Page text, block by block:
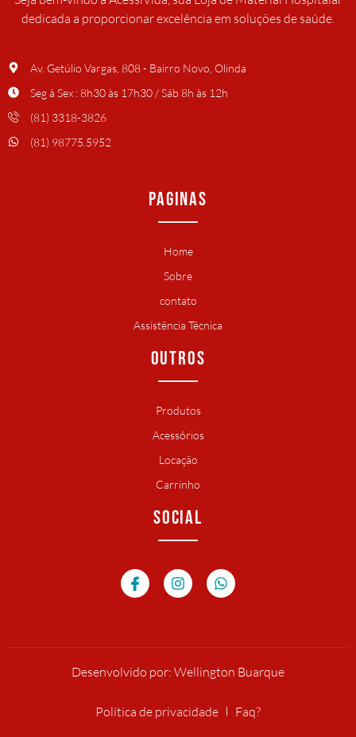
dedicada a proporcionar excelência em soluções de saúde.
Av. Getúlio Vargas, 808 - Bairro Novo, Olinda
Seg à Sex : 8h30 às 17h30 / Sáb 8h às 12h
(81) 3318-3826
(81) 98775.5952
PAGINAS
Home
Sobre
contato
Assistência Técnica
OUTROS
Produtos
Acessórios
Locação
Carrinho
SOCIAL
Política de privacidade Faq?
Desenvolvido por: Wellington Buarque